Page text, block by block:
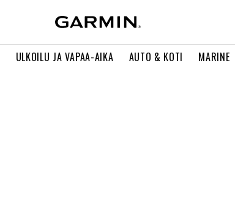
ULKOILU JA VAPAA-AIKA AUTO & KOTI MARINE